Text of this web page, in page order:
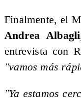
Finalmente, el
Andrea Albagli
entrevista con
"vamos más
"Ya estamos